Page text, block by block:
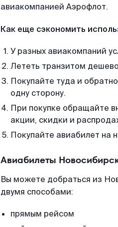
авиакомпанией Аэрофлот.
Как еще сэкономить
У разных авиакомпаний
Лететь транзитом
Покупайте туда и
одну сторону.
При покупке обращайте
акции, скидки и
Покупайте авиабилет на
Авиабилеты
Вы можете добраться из
двумя способами:
прямым рейсом